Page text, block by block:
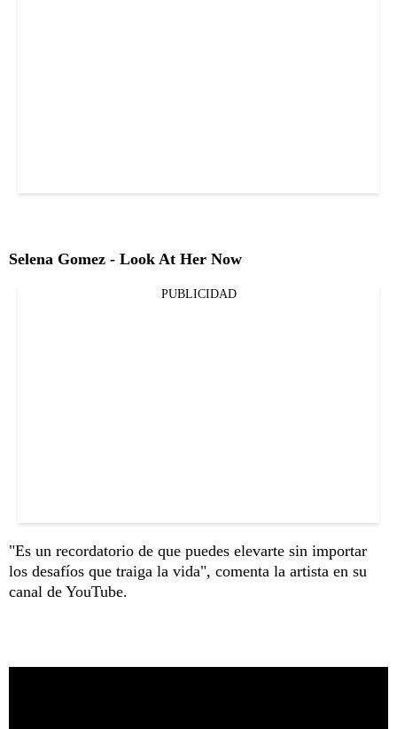
Selena Gomez - Look At Her Now
PUBLICIDAD
"Es un recordatorio de que puedes elevarte sin importar
los desafíos que traiga la vida", comenta la artista en su
canal de YouTube.